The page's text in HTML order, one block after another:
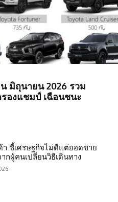
มิถุนายน 2026 รวม
องแชมป์ เฉือนชนะ
า ชี้เศรษฐกิจไม่ดีแต่ยอดขาย
กผู้คนเปลี่ยนวิธีเดินทาง